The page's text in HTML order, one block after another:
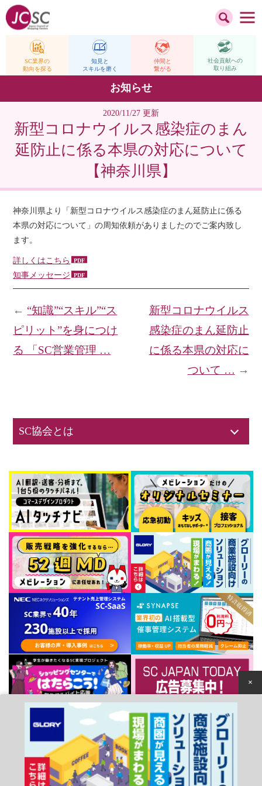
SC業界の
動向を探る
知見と
スキルを磨く
仲間と
繋がる
社会貢献への
取り組み
お知らせ
2020/11/27 更新
新型コロナウイルス感染症のまん
延防止に係る本県の対応について
【神奈川県】
神奈川県より「新型コロナウイルス感染症のまん延防止に係る
本県の対応について」の周知依頼がありましたのでご案内致し
ます。
詳しくはこちら
知事メッセージ
新型コロナウイルス
感染症のまん延防止
に係る本県の対応に
ついて … →
← “知識”“スキル”“ス
ピリット”を身につけ
る 「SC営業管理 …
SC協会とは
個人情報保護方針
×